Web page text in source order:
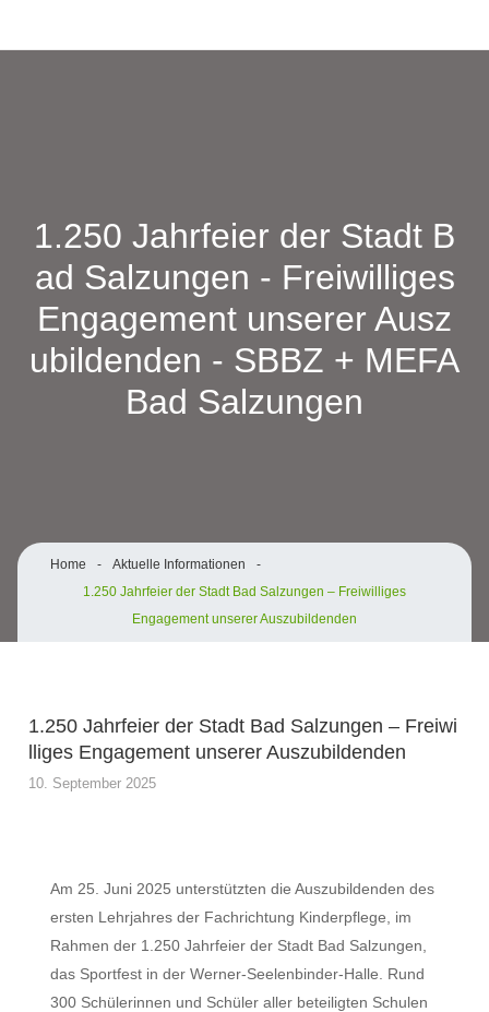
1.250 Jahrfeier der Stadt B
ad Salzungen - Freiwilliges
Engagement unserer Ausz
ubildenden - SBBZ + MEFA
Bad Salzungen
Home - Aktuelle Informationen
-
1.250 Jahrfeier der Stadt Bad Salzungen – Freiwilliges
Engagement unserer Auszubildenden
1.250 Jahrfeier der Stadt Bad Salzungen – Freiwi
lliges Engagement unserer Auszubildenden
10. September 2025
Am 25. Juni 2025 unterstützten die Auszubildenden des
ersten Lehrjahres der Fachrichtung Kinderpflege, im
Rahmen der 1.250 Jahrfeier der Stadt Bad Salzungen,
das Sportfest in der Werner-Seelenbinder-Halle. Rund
300 Schülerinnen und Schüler aller beteiligten Schulen